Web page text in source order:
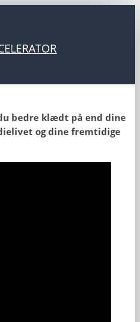
bedre klædt på end dine
og dine fremtidige